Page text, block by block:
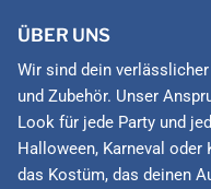
ÜBER UNS
Wir sind dein
und Zubehör. Unser
Look für jede Party und
Halloween, Karneval oder
das Kostüm, das deinen